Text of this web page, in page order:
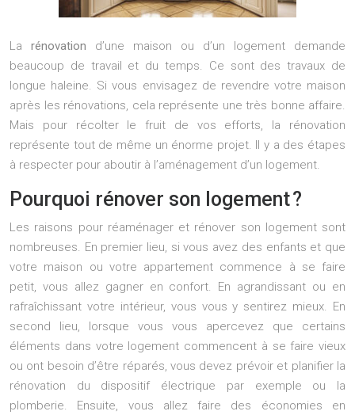
La rénovation d’une maison ou d’un logement demande
beaucoup de travail et du temps. Ce sont des travaux de
longue haleine. Si vous envisagez de revendre votre maison
après les rénovations, cela représente une très bonne affaire.
Mais pour récolter le fruit de vos efforts, la rénovation
représente tout de même un énorme projet. Il y a des étapes
à respecter pour aboutir à l’aménagement d’un logement.
Pourquoi rénover son logement ?
Les raisons pour réaménager et rénover son logement sont
nombreuses. En premier lieu, si vous avez des enfants et que
votre maison ou votre appartement commence à se faire
petit, vous allez gagner en confort. En agrandissant ou en
rafraîchissant votre intérieur, vous vous y sentirez mieux. En
second lieu, lorsque vous vous apercevez que certains
éléments dans votre logement commencent à se faire vieux
ou ont besoin d’être réparés, vous devez prévoir et planifier la
rénovation du dispositif électrique par exemple ou la
plomberie. Ensuite, vous allez faire des économies en